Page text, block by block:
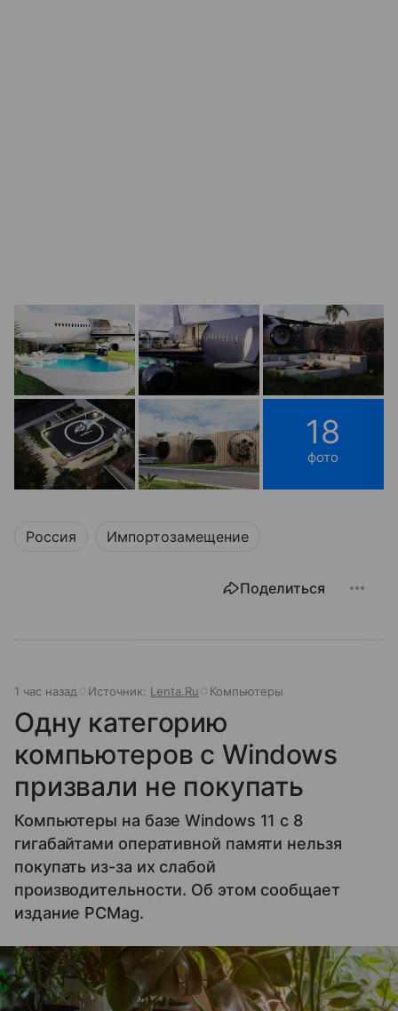
18
фото
Россия Импортозамещение
Поделиться
1 час назад Источник: Lenta.Ru Компьютеры
Одну категорию
компьютеров с Windows
призвали не покупать
Компьютеры на базе Windows 11 c 8
гигабайтами оперативной памяти нельзя
покупать из-за их слабой
производительности. Об этом сообщает
издание PCMag.